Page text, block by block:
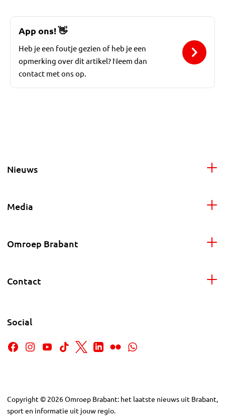
App ons!👋
Heb je een foutje gezien of heb je een
opmerking over dit artikel? Neem dan
contact met ons op.
Nieuws
Media
Omroep Brabant
Contact
Social
Copyright © 2026Omroep Brabant: het laatste nieuws uit Brabant,
sport en informatie uit jouw regio.